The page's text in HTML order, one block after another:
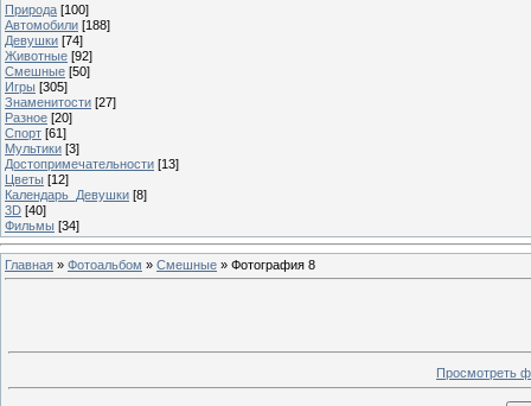
Природа [100]
Автомобили [188]
Девушки [74]
Животные [92]
Смешные [50]
Игры [305]
Знаменитости [27]
Разное [20]
Спорт [61]
Мультики [3]
Достопримечательности [13]
Цветы [12]
Календарь_Девушки [8]
3D [40]
Фильмы [34]
Главная » Фотоальбом » Смешные » Фотография 8
Просмотреть